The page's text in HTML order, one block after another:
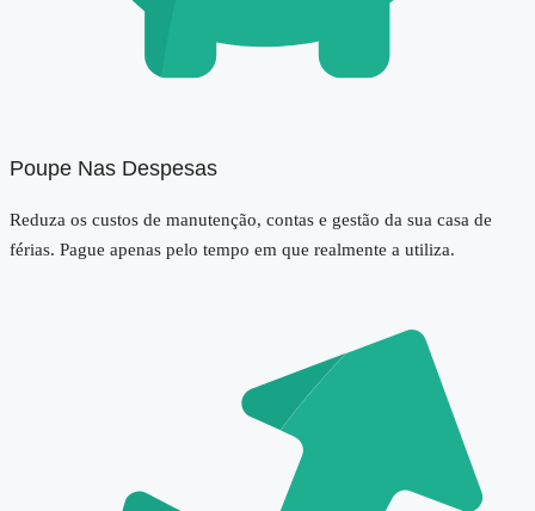
Poupe Nas Despesas
Reduza os custos de manutenção, contas e gestão da sua casa de
férias. Pague apenas pelo tempo em que realmente a utiliza.